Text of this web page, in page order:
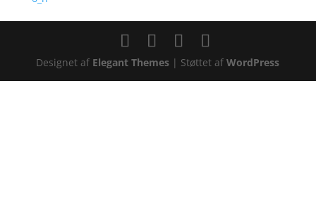
Designet af Elegant Themes | Støttet afWordPress